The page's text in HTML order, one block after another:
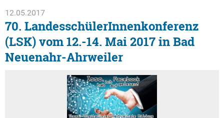
12.05.2017
70. LandesschülerInnenkonferenz
(LSK) vom 12.-14. Mai 2017 in Bad
Neuenahr-Ahrweiler